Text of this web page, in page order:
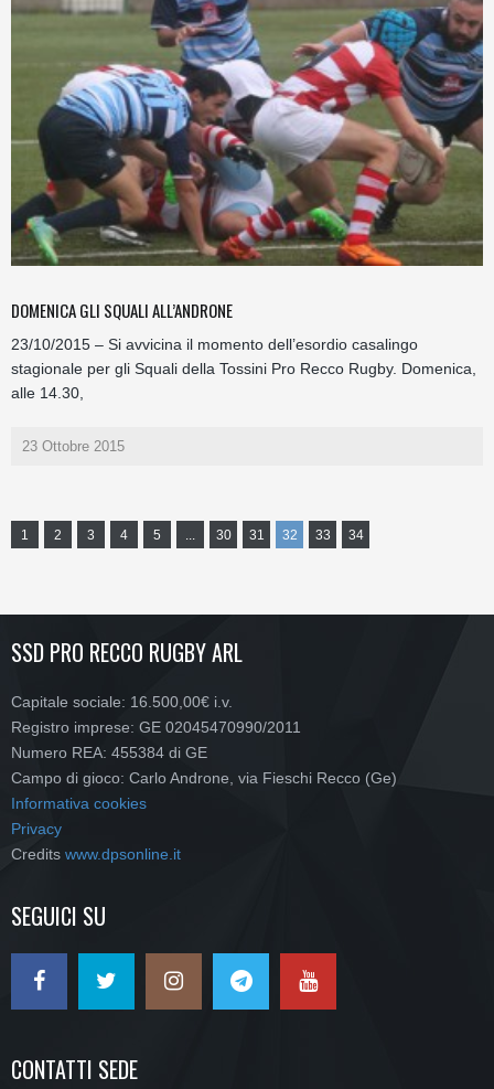
DOMENICA GLI SQUALI ALL’ANDRONE
23/10/2015 – Si avvicina il momento dell’esordio casalingo
stagionale per gli Squali della Tossini Pro Recco Rugby. Domenica,
alle 14.30,
23 Ottobre 2015
1 2 3 4 5 30 31 32 33 34
SSD PRO RECCO RUGBY ARL
Capitale sociale: 16.500,00€ i.v.
Registro imprese: GE 02045470990/2011
Numero REA: 455384 di GE
Campo di gioco: Carlo Androne, via Fieschi Recco (Ge)
Informativa cookies
Privacy
Credits www.dpsonline.it
SEGUICI SU
CONTATTI SEDE